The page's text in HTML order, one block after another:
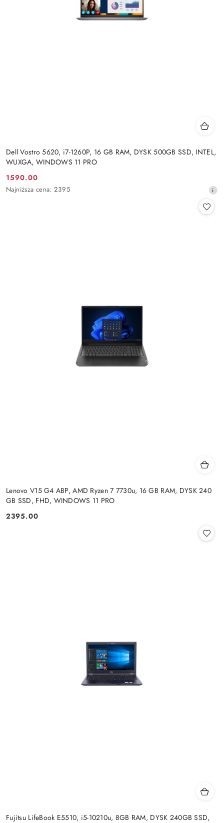
Dell Vostro 5620, i7-1260P, 16 GB RAM, DYSK 500GB SSD, INTEL,
WUXGA, WINDOWS 11 PRO
Cena
promocyjna:
1590.00
Najniższa
Najniższa cena: 2395
Lenovo V15 G4 ABP, AMD Ryzen 7 7730u, 16 GB RAM, DYSK 240
GB SSD, FHD, WINDOWS 11 PRO
Cena:
2395.00
Fujitsu LifeBook E5510, i5-10210u, 8GB RAM, DYSK 240GB SSD,